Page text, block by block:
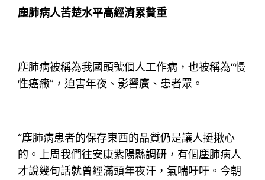
塵肺病人苦楚水平高經濟累贅重
塵肺病被稱為我國頭號個人工作病，也被稱為“慢
性癌癥”，迫害年夜、影響廣、患者眾。
“塵肺病患者的保存東西的品質仍是讓人挺揪心
的。上周我們往安康紫陽縣調研，有個塵肺病人
才說幾句話就曾經滿頭年夜汗，氣喘吁吁。今朝